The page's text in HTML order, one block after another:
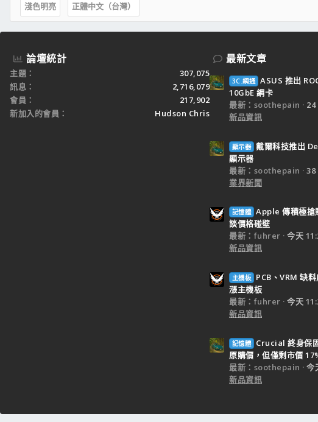
淺色明亮 正體中文（台灣）
論壇統計
主題
307,075
訊息
2,716,079
會員
217,902
新加入的會員
Hudson Chris
最新文章
3C.網通 ASUS 推出
10GbE 網卡
最新：soothepain
24
新品資訊
顯示器 戴爾科技推出
顯示器
最新：soothepain
38
業界新聞
記憶體 Apple 傳積極搶
談價格碰壁
最新：fuhrer
今天
新品資訊
主機板
PCB、VRM 缺
漲主機板
最新：fuhrer
今天
新品資訊
記憶體
Crucial 終身保
原購價，但僅剩市價
最新：soothepain
今
新品資訊